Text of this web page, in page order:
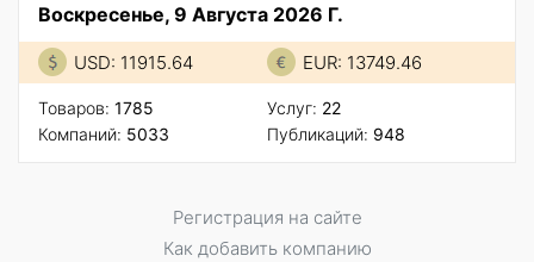
Воскресенье, 9 Августа 2026 Г.
USD: 11915.64 EUR: 13749.46
Товаров: 1785
Компаний: 5033
Услуг: 22
Публикаций: 948
Регистрация на сайте
Как добавить компанию